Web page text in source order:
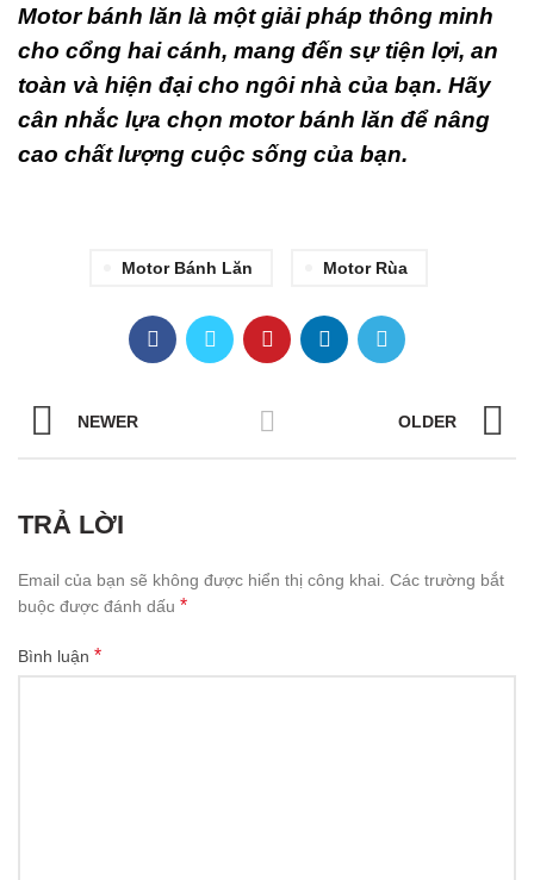
Motor bánh lăn là một giải pháp thông minh
cho cổng hai cánh, mang đến sự tiện lợi, an
toàn và hiện đại cho ngôi nhà của bạn. Hãy
cân nhắc lựa chọn motor bánh lăn để nâng
cao chất lượng cuộc sống của bạn.
Motor Bánh Lăn Motor Rùa
NEWER OLDER
TRẢ LỜI
Email của bạn sẽ không được hiển thị công khai. Các trường bắt
buộc được đánh dấu *
Bình luận *